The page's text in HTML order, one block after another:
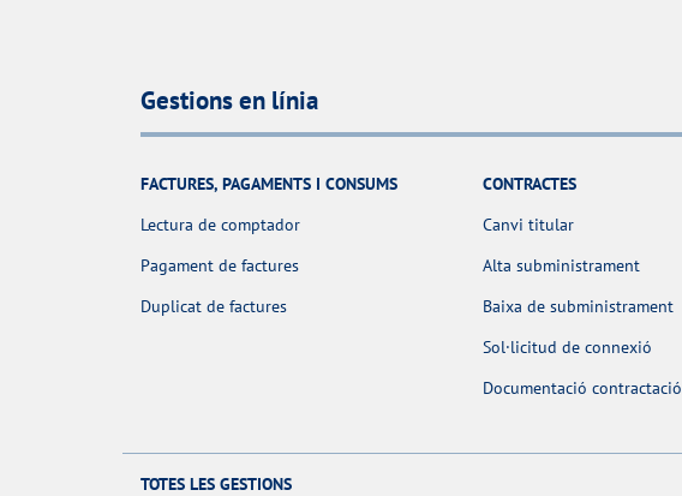
Gestions en línia
FACTURES, PAGAMENTS I CONSUMS
Lectura de comptador
Pagament de factures
Duplicat de factures
CONTRACTES
Canvi titular
Alta subministrament
Baixa de subministrament
Sol·licitud de connexió
Documentació contractació
TOTES LES GESTIONS